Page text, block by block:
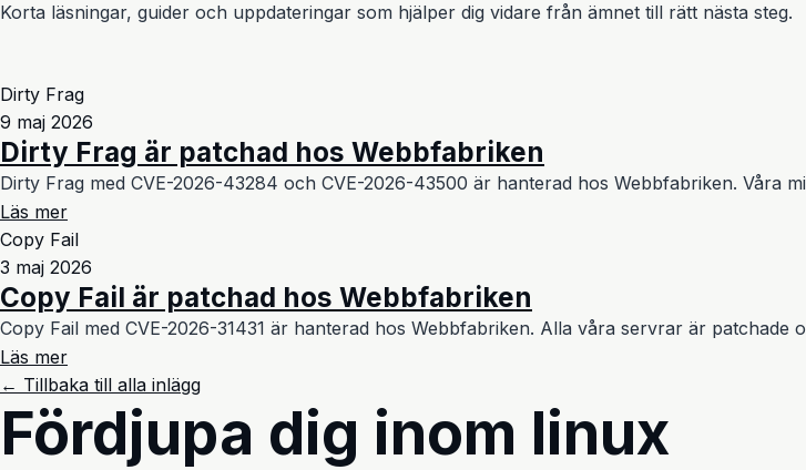
Korta läsningar, guider och uppdateringar som hjälper dig vidare från ämnet till rätt nästa steg.
Dirty Frag
9 maj 2026
Dirty Frag är patchad hos Webbfabriken
Dirty Frag med CVE-2026-43284 och CVE-2026-43500 är hanterad hos Webbfabriken. Våra
Läs mer
Copy Fail
3 maj 2026
Copy Fail är patchad hos Webbfabriken
Copy Fail med CVE-2026-31431 är hanterad hos Webbfabriken. Alla våra servrar är patchade
Läs mer
← Tillbaka till alla inlägg
Fördjupa dig inom linux